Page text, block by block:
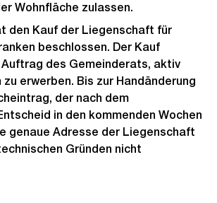
Wohnfläche zulassen.
den Kauf der Liegenschaft für
beschlossen. Der Kauf
des Gemeinderats, aktiv
erwerben. Bis zur Handänderung
der nach dem
in den kommenden Wochen
genaue Adresse der Liegenschaft
Gründen nicht